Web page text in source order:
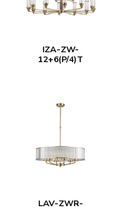
IZA-ZW-
12+6(P/4)T
LAV-ZWR-